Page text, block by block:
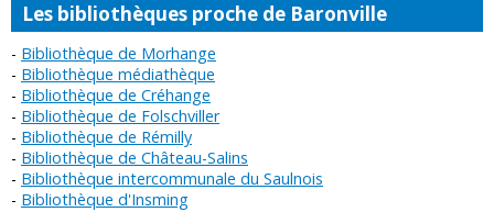
Les bibliothèques proche de Baronville
Bibliothèque de Morhange
Bibliothèque médiathèque
Bibliothèque de Créhange
Bibliothèque de Folschviller
Bibliothèque de Rémilly
Bibliothèque de Château-Salins
Bibliothèque intercommunale du Saulnois
Bibliothèque d'Insming